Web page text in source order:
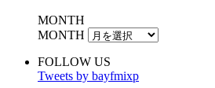
MONTH
MONTH
FOLLOW US
Tweets by bayfmixp